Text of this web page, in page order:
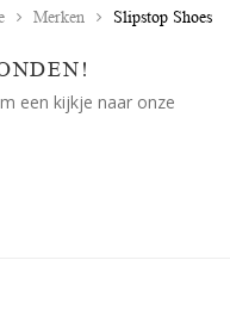
Merken Slipstop Shoes
een kijkje naar onze